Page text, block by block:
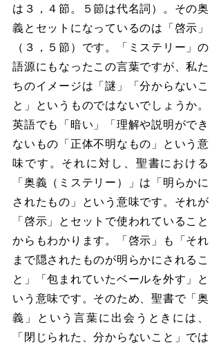
は３，４節。５節は代名詞）。その奥
義とセットになっているのは「啓示」
（３，５節）です。「ミステリー」の
語源にもなったこの言葉ですが、私た
ちのイメージは「謎」「分からないこ
と」というものではないでしょうか。
英語でも「暗い」「理解や説明ができ
ないもの「正体不明なもの」という意
味です。それに対し、聖書における
「奥義（ミステリー）」は「明らかに
されたもの」という意味です。それが
「啓示」とセットで使われていること
からもわかります。「啓示」も「それ
まで隠されたものが明らかにされるこ
と」「包まれていたベールを外す」と
いう意味です。そのため、聖書で「奥
義」という言葉に出会うときには、
「閉じられた、分からないこと」では